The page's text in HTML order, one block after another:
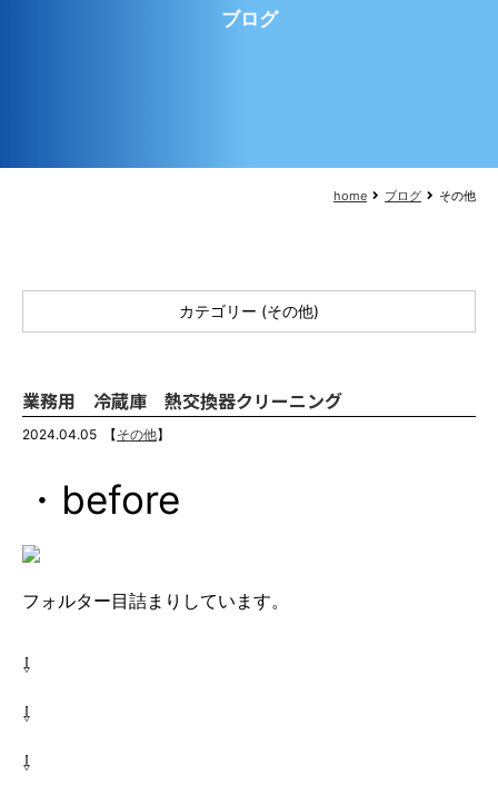
ブログ
home ブログ その他
カテゴリー (その他)
業務用 冷蔵庫 熱交換器クリーニング
2024.04.05 【その他】
・before
フォルター目詰まりしています。
⇩
⇩
⇩